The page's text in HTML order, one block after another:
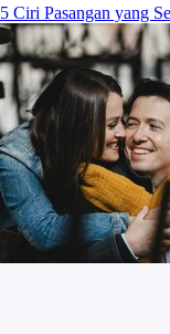
5 Ciri Pasangan yang